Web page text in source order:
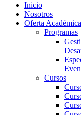
Inicio
Nosotros
Oferta Académica
Programas
Cursos